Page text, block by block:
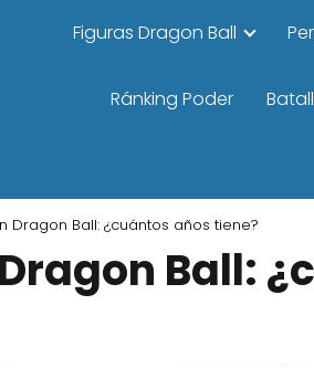
Figuras Dragon Ball
Ránking Poder
Dragon Ball: ¿cuántos años tiene?
Ball: